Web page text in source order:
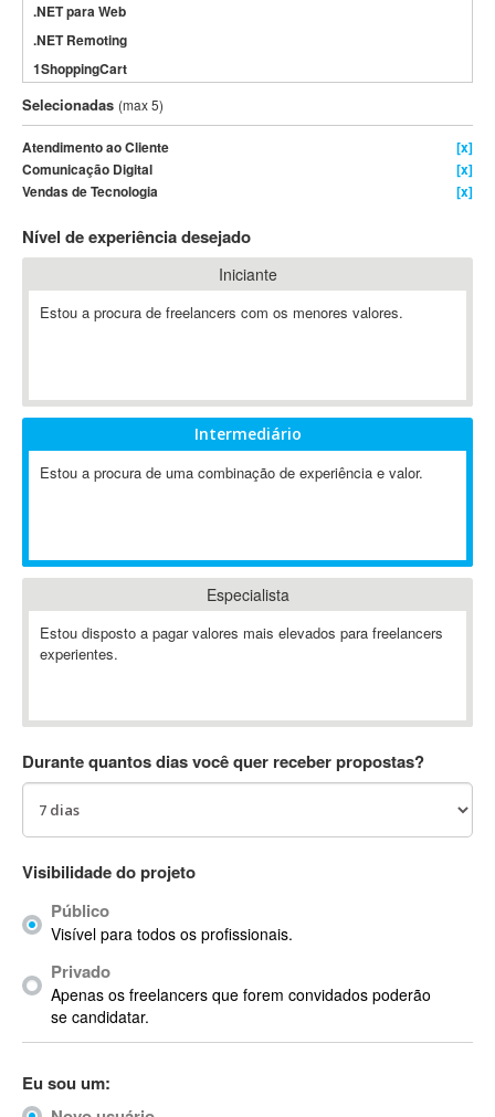
.NET para Web
.NET Remoting
1ShoppingCart
3DS Max
3GSM
4D Dimension
802.11
A-GPS
ABBYY FineReader
AbleCommerce
Ableton Push
Abstract Window Toolkit (AWT)
Absynth
ACARS
AccountMate
ACDSee
ACID Pro
ACPI
Acrobat
Acrobat X
Acronis
Actian
Actimize
ActionScript
Active Directory
Selecionadas (max 5)
Atendimento ao Cliente
[x]
Comunicação Digital
[x]
Vendas de Tecnologia
[x]
Nível de experiência desejado
Iniciante
Estou a procura de freelancers com os menores valores.
Intermediário
Estou a procura de uma combinação de experiência e valor.
Especialista
Estou disposto a pagar valores mais elevados para freelancers
experientes.
Durante quantos dias você quer receber propostas?
Visibilidade do projeto
Público
Visível para todos os profissionais.
Privado
Apenas os freelancers que forem convidados poderão
se candidatar.
Eu sou um: